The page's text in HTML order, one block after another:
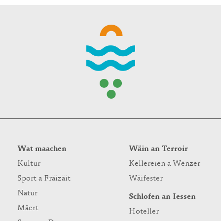
Wat maachen
Kultur
Sport a Fräizäit
Natur
Mäert
Wäin an Terroir
Kellereien a Wënzer
Wäifester
Schlofen an Iessen
Hoteller